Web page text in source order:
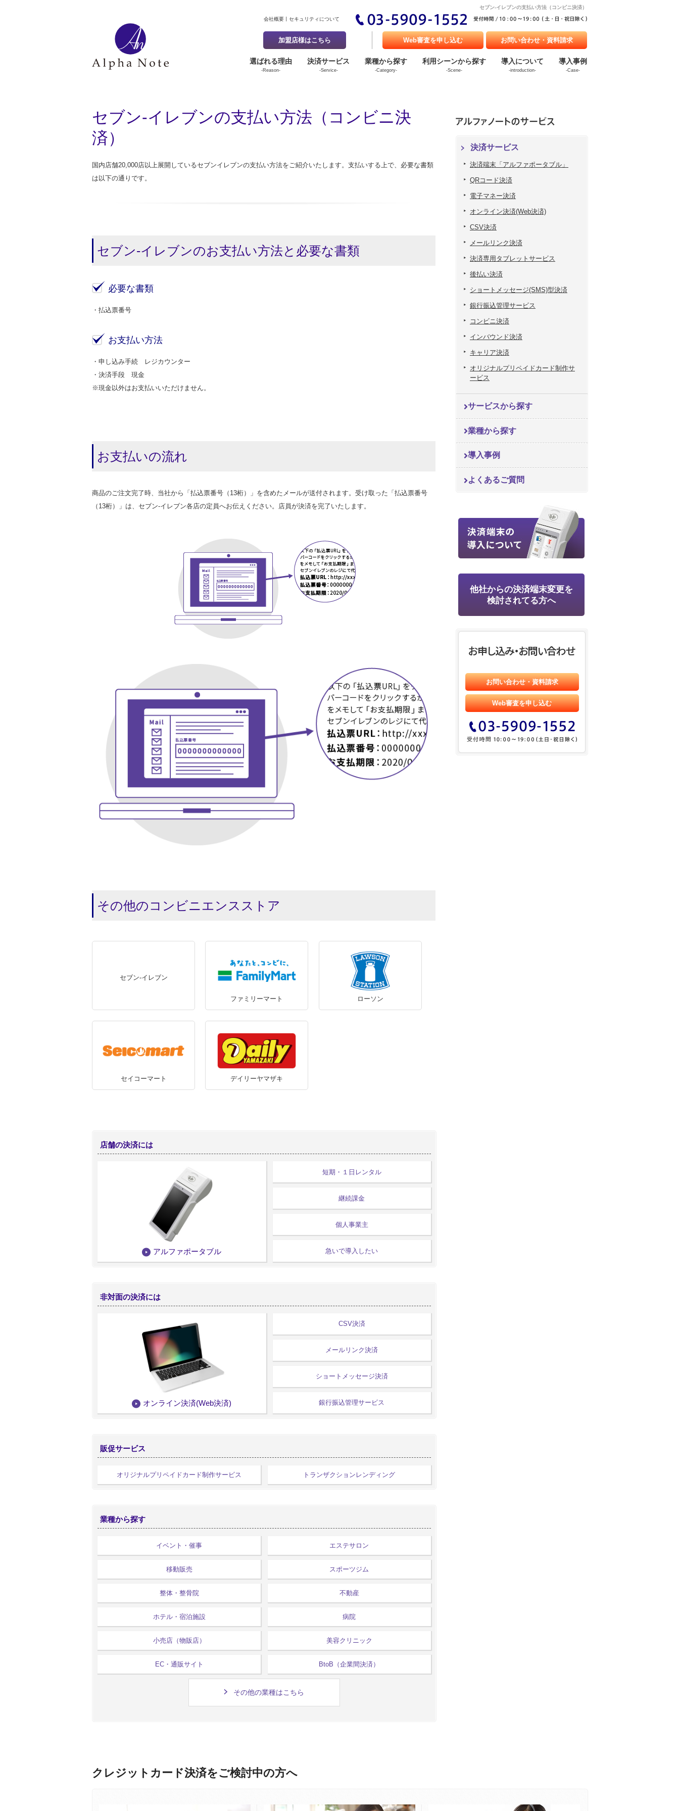
セブン-イレブンの支払い方法（コンビニ決済）
選ばれる理由
-Reason-
決済サービス
-Service-
業種から探す
-Category-
利用シーンから探す
-Scene-
導入について
-introduction-
導入事例
-Case-
会社概要 セキュリティについて
加盟店様はこちら Web審査を申し込む お問い合わせ・資料請求
セブン-イレブンの支払い方法（コンビニ決
済）
国内店舗20,000店以上展開しているセブンイレブンの支払い方法をご紹介いたします。支払いする上で、必要な書類
は以下の通りです。
セブン-イレブンのお支払い方法と必要な書類
必要な書類
・払込票番号
お支払い方法
・申し込み手続 レジカウンター
・決済手段 現金
※現金以外はお支払いいただけません。
お支払いの流れ
商品のご注文完了時、当社から「払込票番号（13桁）」を含めたメールが送付されます。受け取った「払込票番号
（13桁）」は、セブン-イレブン各店の定員へお伝えください。店員が決済を完了いたします。
その他のコンビニエンスストア
セブン-イレブン
ファミリーマート ローソン
セイコーマート デイリーヤマザキ
店舗の決済には
アルファポータブル
短期・１日レンタル
継続課金
個人事業主
急いで導入したい
非対面の決済には
オンライン決済(Web決済)
CSV決済
メールリンク決済
ショートメッセージ決済
銀行振込管理サービス
販促サービス
オリジナルプリペイドカード制作サービス トランザクションレンディング
業種から探す
イベント・催事 エステサロン
移動販売 スポーツジム
整体・整骨院 不動産
ホテル・宿泊施設 病院
小売店（物販店） 美容クリニック
EC・通販サイト BtoB（企業間決済）
その他の業種はこちら
決済サービス
決済端末「アルファポータブル」
QRコード決済
電子マネー決済
オンライン決済(Web決済)
CSV決済
メールリンク決済
決済専用タブレットサービス
後払い決済
ショートメッセージ(SMS)型決済
銀行振込管理サービス
コンビニ決済
インバウンド決済
キャリア決済
オリジナルプリペイドカード制作サ
ービス
サービスから探す
業種から探す
導入事例
よくあるご質問
他社からの決済端末変更を
検討されてる方へ
お問い合わせ・資料請求
Web審査を申し込む
クレジットカード決済をご検討中の方へ